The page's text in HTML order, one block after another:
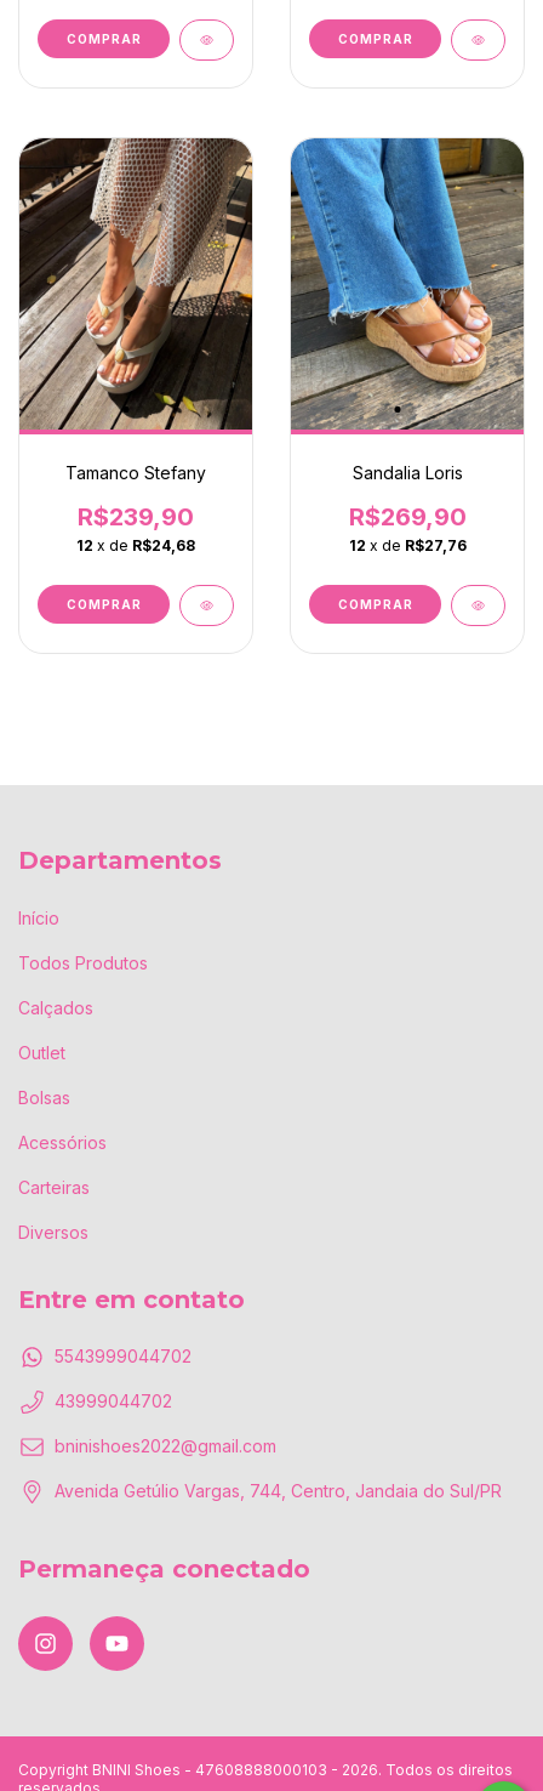
COMPRAR COMPRAR
Tamanco Stefany
R$239,90
12 x de R$24,68
COMPRAR
Sandalia Loris
R$269,90
12 x de R$27,76
COMPRAR
Departamentos
Início
Todos Produtos
Calçados
Outlet
Bolsas
Acessórios
Carteiras
Diversos
Entre em contato
5543999044702
43999044702
bninishoes2022@gmail.com
Avenida Getúlio Vargas, 744, Centro, Jandaia do Sul/PR
Permaneça conectado
Copyright BNINI Shoes - 47608888000103 - 2026. Todos os direitos